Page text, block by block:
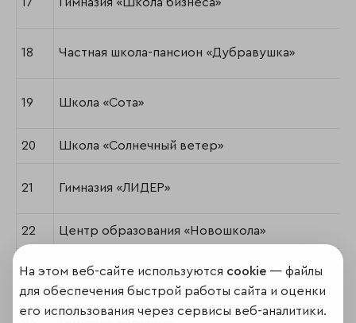
18 Частная школа-пансион «Дубравушка»
19 Школа «Сота»
20 Школа «Солнечный ветер»
21 Гимназия «ЛИДЕР»
22 Центр образования «Новошкола»
23 Школа и детский сад «МИР»
На этом веб-сайте используются cookie — файлы
для обеспечения быстрой работы сайта и оценки
его использования через сервисы веб-аналитики.